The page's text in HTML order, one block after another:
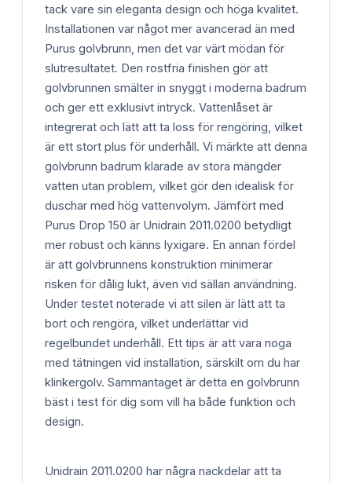
tack vare sin eleganta design och höga kvalitet.
Installationen var något mer avancerad än med
Purus golvbrunn, men det var värt mödan för
slutresultatet. Den rostfria finishen gör att
golvbrunnen smälter in snyggt i moderna badrum
och ger ett exklusivt intryck. Vattenlåset är
integrerat och lätt att ta loss för rengöring, vilket
är ett stort plus för underhåll. Vi märkte att denna
golvbrunn badrum klarade av stora mängder
vatten utan problem, vilket gör den idealisk för
duschar med hög vattenvolym. Jämfört med
Purus Drop 150 är Unidrain 2011.0200 betydligt
mer robust och känns lyxigare. En annan fördel
är att golvbrunnens konstruktion minimerar
risken för dålig lukt, även vid sällan användning.
Under testet noterade vi att silen är lätt att ta
bort och rengöra, vilket underlättar vid
regelbundet underhåll. Ett tips är att vara noga
med tätningen vid installation, särskilt om du har
klinkergolv. Sammantaget är detta en golvbrunn
bäst i test för dig som vill ha både funktion och
design.
Unidrain 2011.0200 har några nackdelar att ta